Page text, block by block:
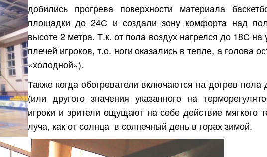
добились прогрева поверхности материала
площадки до 24С и создали зону комфорта над
высоте 2 метра. Т.к. от пола воздух нагрелся до 18С на
плечей игроков, т.о. ноги оказались в тепле, а голова
«холодной»).
Также когда обогреватели включаются на догрев пола
(или другого значения указанного на
игроки и зрители ощущают на себе действие мягкого
луча, как от солнца в солнечный день в горах зимой.